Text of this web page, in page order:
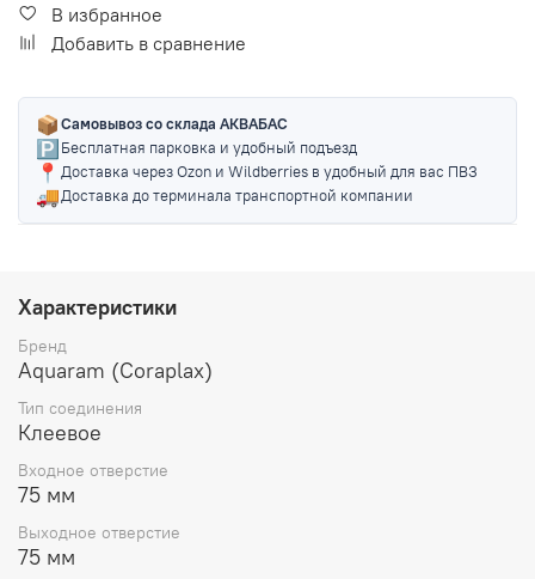
В избранное
Добавить в сравнение
📦Самовывоз со склада АКВАБАС
🅿️ Бесплатная парковка и удобный подъезд
📍 Доставка через Ozon и Wildberries в удобный для вас ПВЗ
🚚Доставка до терминала транспортной компании
Характеристики
Бренд
Aquaram (Coraplax)
Тип соединения
Клеевое
Входное отверстие
75 мм
Выходное отверстие
75 мм